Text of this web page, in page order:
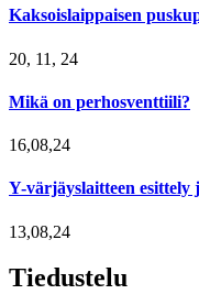
Kaksoislaippaisen
20, 11, 24
Mikä on perhosventtiili?
16,08,24
Y-värjäyslaitteen esittely
13,08,24
Tiedustelu